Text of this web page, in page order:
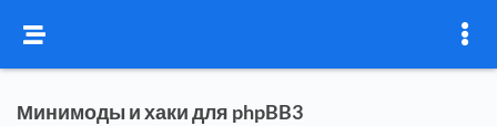
Минимоды и хаки для phpBB3